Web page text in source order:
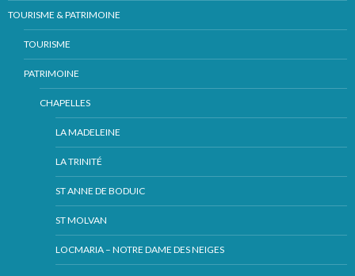
TOURISME & PATRIMOINE
TOURISME
PATRIMOINE
CHAPELLES
LA MADELEINE
LA TRINITÉ
ST ANNE DE BODUIC
ST MOLVAN
LOCMARIA – NOTRE DAME DES NEIGES